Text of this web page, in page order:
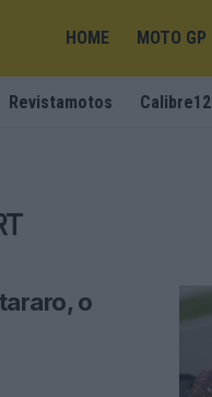
HOME MOTO GP
Revistamotos Calibre12
o